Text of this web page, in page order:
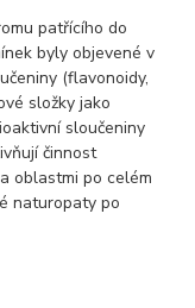
patřícího do
byly objevené v
(flavonoidy,
složky jako
sloučeniny
činnost
oblastmi po celém
naturopaty po